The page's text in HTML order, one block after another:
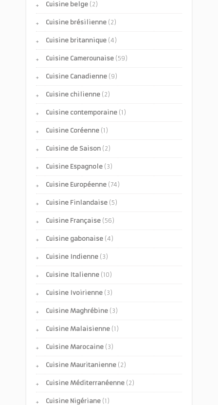
Cuisine belge (2)
Cuisine brésilienne (2)
Cuisine britannique (4)
Cuisine Camerounaise (59)
Cuisine Canadienne (9)
Cuisine chilienne (2)
Cuisine contemporaine (1)
Cuisine Coréenne (1)
Cuisine de Saison (2)
Cuisine Espagnole (3)
Cuisine Européenne (74)
Cuisine Finlandaise (5)
Cuisine Française (56)
Cuisine gabonaise (4)
Cuisine Indienne (3)
Cuisine Italienne (10)
Cuisine Ivoirienne (3)
Cuisine Maghrébine (3)
Cuisine Malaisienne (1)
Cuisine Marocaine (3)
Cuisine Mauritanienne (2)
Cuisine Méditerranéenne (2)
Cuisine Nigériane (1)